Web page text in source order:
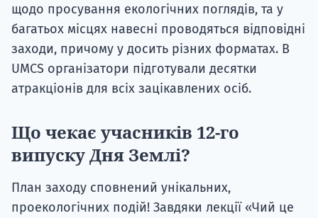
щодо просування екологічних поглядів, та у
багатьох місцях навесні проводяться відповідні
заходи, причому у досить різних форматах. В
UMCS організатори підготували десятки
атракціонів для всіх зацікавлених осіб.
Що чекає учасників 12-го
випуску Дня Землі?
План заходу сповнений унікальних,
проекологічних подій! Завдяки лекції «Чий це